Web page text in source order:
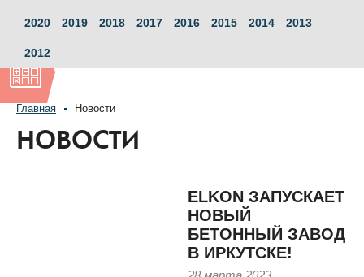
2020 2019 2018 2017 2016 2015 2014 2013
2012
Главная Новости
НОВОСТИ
ELKON ЗАПУСКАЕТ
НОВЫЙ
БЕТОННЫЙ ЗАВОД
В ИРКУТСКЕ!